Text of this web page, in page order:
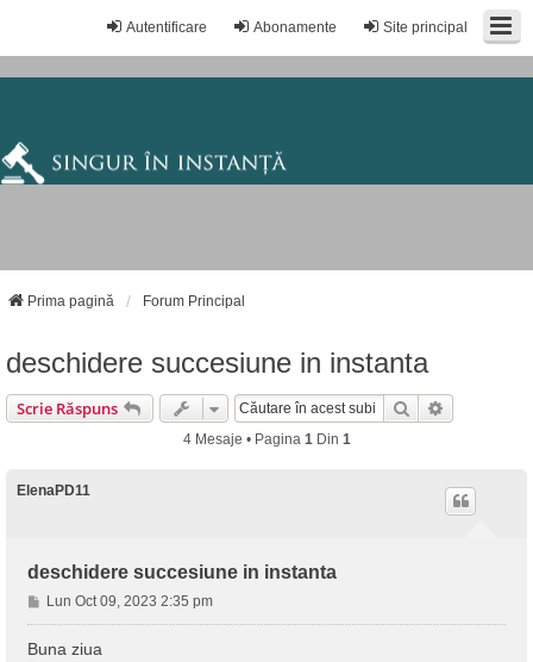
Site principal
Abonamente
Autentificare
Prima pagină Forum Principal
deschidere succesiune in instanta
Scrie Răspuns Căutare
4 Mesaje • Pagina 1Din 1
ElenaPD11
deschidere succesiune in instanta
M
e
Lun Oct 09, 2023 2:35 pm
Buna ziua